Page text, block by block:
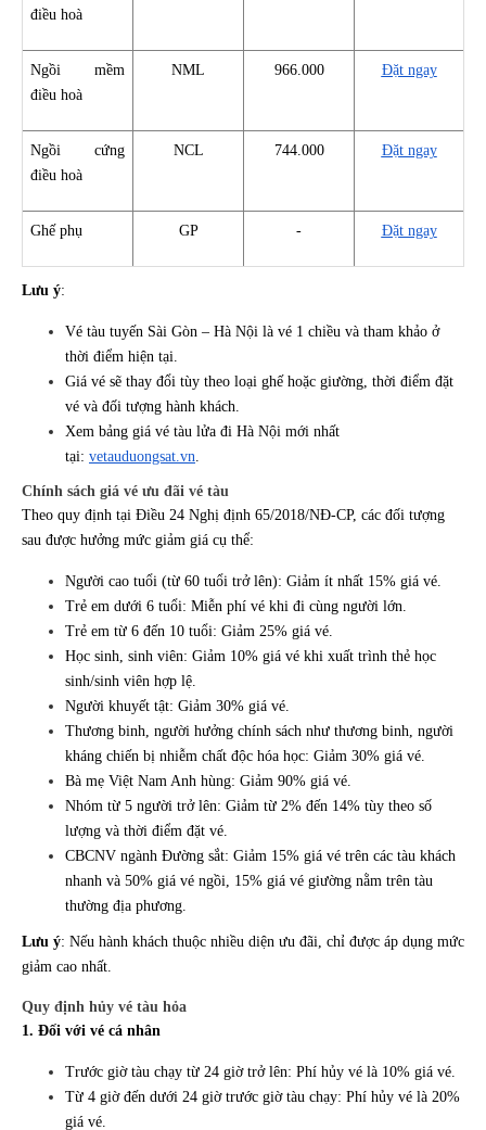
điều hoà
Ngồi mềm
điều hoà
NML 966.000 Đặt ngay
Ngồi cứng
điều hoà
NCL 744.000 Đặt ngay
Ghế phụ GP - Đặt ngay
Lưu ý:
Vé tàu tuyến Sài Gòn – Hà Nội là vé 1 chiều và tham khảo ở
thời điểm hiện tại.
Giá vé sẽ thay đổi tùy theo loại ghế hoặc giường, thời điểm đặt
vé và đối tượng hành khách.
Xem bảng giá vé tàu lửa đi Hà Nội mới nhất
tại: vetauduongsat.vn.
Chính sách giá vé ưu đãi vé tàu
Theo quy định tại Điều 24 Nghị định 65/2018/NĐ-CP, các đối tượng
sau được hưởng mức giảm giá cụ thể:
Người cao tuổi (từ 60 tuổi trở lên): Giảm ít nhất 15% giá vé.
Trẻ em dưới 6 tuổi: Miễn phí vé khi đi cùng người lớn.
Trẻ em từ 6 đến 10 tuổi: Giảm 25% giá vé.
Học sinh, sinh viên: Giảm 10% giá vé khi xuất trình thẻ học
sinh/sinh viên hợp lệ.
Người khuyết tật: Giảm 30% giá vé.
Thương binh, người hưởng chính sách như thương binh, người
kháng chiến bị nhiễm chất độc hóa học: Giảm 30% giá vé.
Bà mẹ Việt Nam Anh hùng: Giảm 90% giá vé.
Nhóm từ 5 người trở lên: Giảm từ 2% đến 14% tùy theo số
lượng và thời điểm đặt vé.
CBCNV ngành Đường sắt: Giảm 15% giá vé trên các tàu khách
nhanh và 50% giá vé ngồi, 15% giá vé giường nằm trên tàu
thường địa phương.
Lưu ý: Nếu hành khách thuộc nhiều diện ưu đãi, chỉ được áp dụng mức
giảm cao nhất.
Quy định hủy vé tàu hỏa
1. Đối với vé cá nhân
Trước giờ tàu chạy từ 24 giờ trở lên: Phí hủy vé là 10% giá vé.
Từ 4 giờ đến dưới 24 giờ trước giờ tàu chạy: Phí hủy vé là 20%
giá vé.